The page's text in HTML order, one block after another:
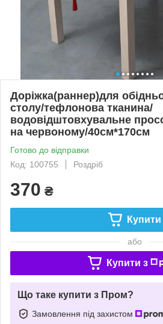
Доріжка(раннер)для
столу/тефлонова тканина/
водовідштовхувальне
на червоному/40см*170см
Готово до відправки
Код: 100755
Роздріб
370 ₴
Купити
або
Купити з
Що таке купити з Пром?
Замовлення під захистом